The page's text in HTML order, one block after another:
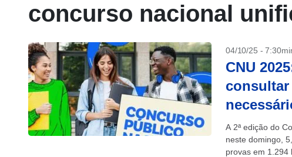
concurso nacional
04/10/25 -
CNU
A 2ª edição do
neste domingo,
provas em 1.294